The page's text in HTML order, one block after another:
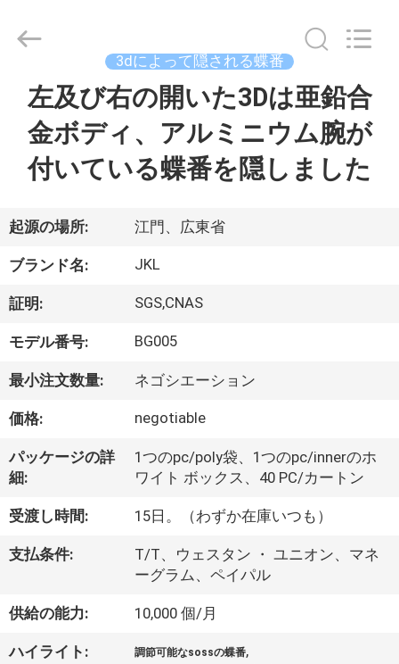
ダ
ク
ト
私
に
つ
い
て
工
場
Jiangmen
Products
Reserved.
Developed
3dによって隠される蝶番
左及び右の開いた3Dは亜鉛合
金ボディ、アルミニウム腕が
付いている蝶番を隠しました
起源の場所: 江門、広東省
ブランド名: JKL
証明: SGS,CNAS
モデル番号: BG005
最小注文数量: ネゴシエーション
価格: negotiable
パッケージの詳
細:
1つのpc/poly袋、1つのpc/innerのホ
ワイト ボックス、40 PC/カートン
受渡し時間: 15日。（わずか在庫いつも）
支払条件:
T/T、ウェスタン ・ ユニオン、マネ
ーグラム、ペイパル
供給の能力: 10,000 個/月
ハイライト: 調節可能なsossの蝶番,